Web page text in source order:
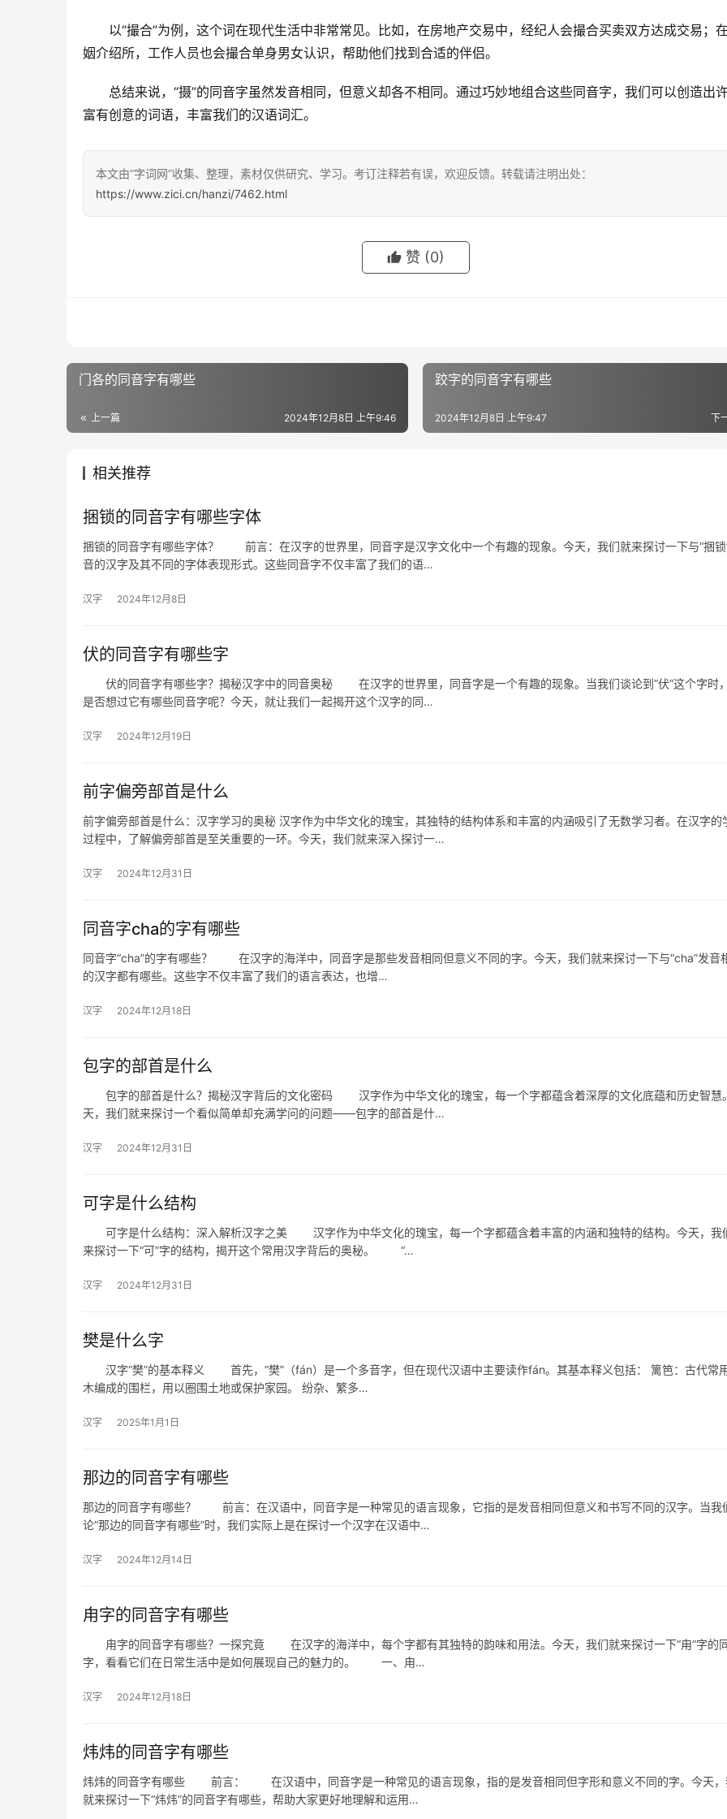
以“撮合”为例，这个词在现代生活中非常常见。比如，在房地产交易中，经纪人会撮合买卖双方达成交易；
姻介绍所，工作人员也会撮合单身男女认识，帮助他们找到合适的伴侣。
总结来说，“摄”的同音字虽然发音相同，但意义却各不相同。通过巧妙地组合这些同音字，我们可以创造出
富有创意的词语，丰富我们的汉语词汇。
本文由“字词网”收集、整理，素材仅供研究、学习。考订注释若有误，欢迎反馈。转载请注明出处：
https://www.zici.cn/hanzi/7462.html
赞 (0)
门各的同音字有哪些
上一篇 2024年12月8日 上午9:46
跤字的同音字有哪些
下
2024年12月8日 上午9:47
相关推荐
捆锁的同音字有哪些字体
捆锁的同音字有哪些字体？ 前言：在汉字的世界里，同音字是汉字文化中一个有趣的现象。今天，我们就来探讨一下与“捆锁
音的汉字及其不同的字体表现形式。这些同音字不仅丰富了我们的语…
汉字 2024年12月8日
伏的同音字有哪些字
伏的同音字有哪些字？揭秘汉字中的同音奥秘 在汉字的世界里，同音字是一个有趣的现象。当我们谈论到“伏”这个字时
是否想过它有哪些同音字呢？今天，就让我们一起揭开这个汉字的同…
汉字 2024年12月19日
前字偏旁部首是什么
前字偏旁部首是什么：汉字学习的奥秘 汉字作为中华文化的瑰宝，其独特的结构体系和丰富的内涵吸引了无数学习者。在汉字的
过程中，了解偏旁部首是至关重要的一环。今天，我们就来深入探讨一…
汉字 2024年12月31日
同音字cha的字有哪些
同音字“cha”的字有哪些？ 在汉字的海洋中，同音字是那些发音相同但意义不同的字。今天，我们就来探讨一下与“cha”发音
的汉字都有哪些。这些字不仅丰富了我们的语言表达，也增…
汉字 2024年12月18日
包字的部首是什么
包字的部首是什么？揭秘汉字背后的文化密码 汉字作为中华文化的瑰宝，每一个字都蕴含着深厚的文化底蕴和历史智慧
天，我们就来探讨一个看似简单却充满学问的问题——包字的部首是什…
汉字 2024年12月31日
可字是什么结构
可字是什么结构：深入解析汉字之美 汉字作为中华文化的瑰宝，每一个字都蕴含着丰富的内涵和独特的结构。今天，我
来探讨一下“可”字的结构，揭开这个常用汉字背后的奥秘。 “…
汉字 2024年12月31日
樊是什么字
汉字“樊”的基本释义 首先，“樊”（fán）是一个多音字，但在现代汉语中主要读作fán。其基本释义包括： 篱笆：古代常
木编成的围栏，用以圈围土地或保护家园。 纷杂、繁多…
汉字 2025年1月1日
那边的同音字有哪些
那边的同音字有哪些？ 前言：在汉语中，同音字是一种常见的语言现象，它指的是发音相同但意义和书写不同的汉字。当我
论“那边的同音字有哪些”时，我们实际上是在探讨一个汉字在汉语中…
汉字 2024年12月14日
甪字的同音字有哪些
甪字的同音字有哪些？一探究竟 在汉字的海洋中，每个字都有其独特的韵味和用法。今天，我们就来探讨一下“甪”字的
字，看看它们在日常生活中是如何展现自己的魅力的。 一、甪…
汉字 2024年12月18日
炜炜的同音字有哪些
炜炜的同音字有哪些 前言： 在汉语中，同音字是一种常见的语言现象，指的是发音相同但字形和意义不同的字。今天，
就来探讨一下“炜炜”的同音字有哪些，帮助大家更好地理解和运用…